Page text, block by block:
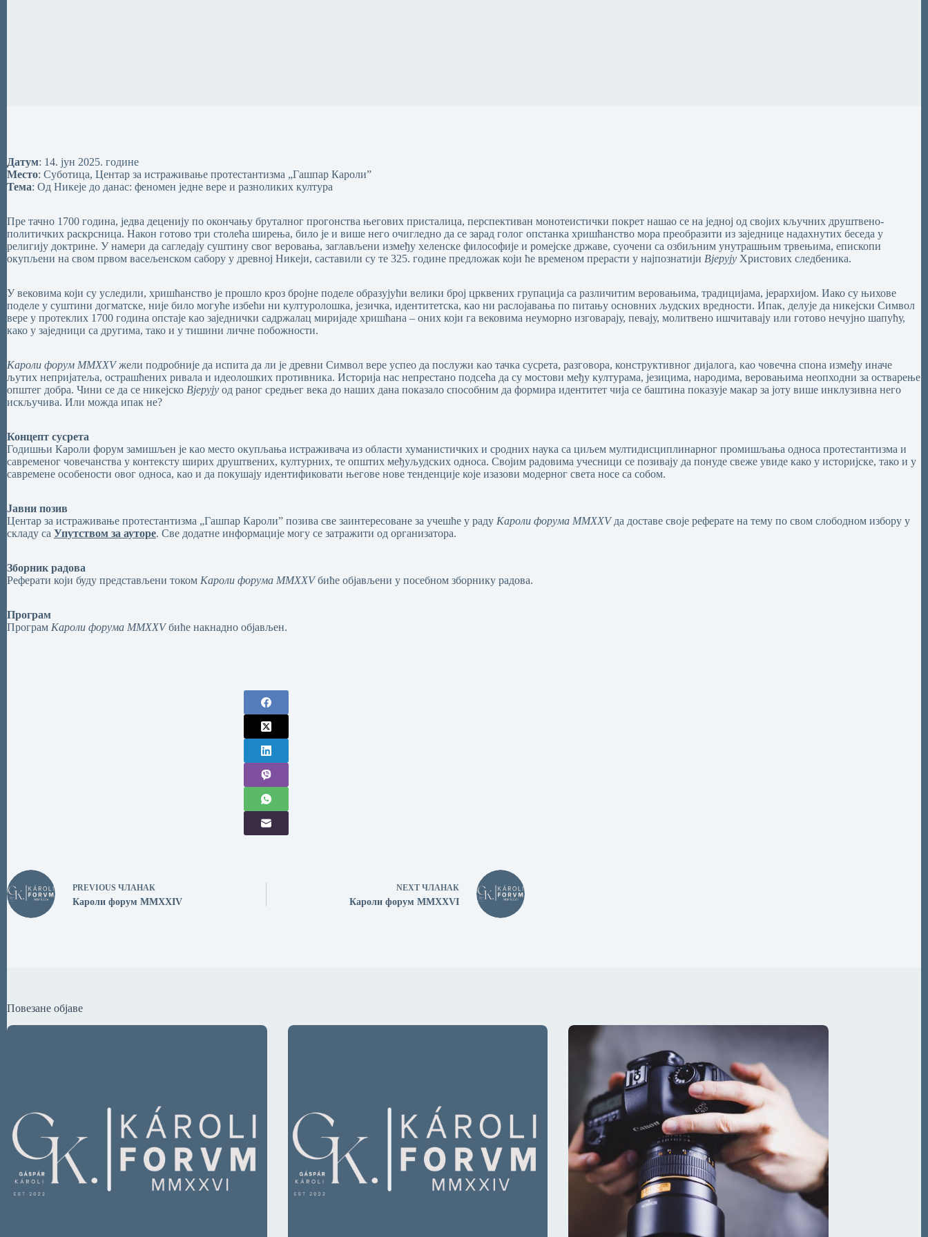
Датум: 14. јун 2025. године
Место: Суботица, Центар за истраживање протестантизма „Гашпар Кароли”
Тема: Од Никеје до данас: феномен једне вере и разноликих култура
Пре тачно 1700 година, једва деценију по окончању бруталног прогонства његових присталица, перспективан монотеистички покрет нашао се на једној од својих кључних друштвено-
политичких раскрсница. Након готово три столећа ширења, било је и више него очигледно да се зарад голог опстанка хришћанство мора преобразити из заједнице надахнутих беседа у
религију доктрине. У намери да сагледају суштину свог веровања, заглављени између хеленске философије и ромејске државе, суочени са озбиљним унутрашњим трвењима, епископи
окупљени на свом првом васељенском сабору у древној Никеји, саставили су те 325. године предложак који ће временом прерасти у најпознатији Вјерују Христових следбеника.
У вековима који су уследили, хришћанство је прошло кроз бројне поделе образујући велики број црквених групација са различитим веровањима, традицијама, јерархијом. Иако су њихове
поделе у суштини догматске, није било могуће избећи ни културолошка, језичка, идентитетска, као ни раслојавања по питању основних људских вредности. Ипак, делује да никејски Символ
вере у протеклих 1700 година опстаје као заједнички садржалац миријаде хришћана – оних који га вековима неуморно изговарају, певају, молитвено ишчитавају или готово нечујно шапућу,
како у заједници са другима, тако и у тишини личне побожности.
Кароли форум MMXXVжели подробније да испита да ли је древни Символ вере успео да послужи као тачка сусрета, разговора, конструктивног дијалога, као човечна спона између иначе
љутих непријатеља, острашћених ривала и идеолошких противника. Историја нас непрестано подсећа да су мостови међу културама, језицима, народима, веровањима неопходни за остварење
општег добра. Чини се да се никејско Вјерују од раног средњег века до наших дана показало способним да формира идентитет чија се баштина показује макар за јоту више инклузивна него
искључива. Или можда ипак не?
Концепт сусрета
Годишњи Кароли форум замишљен је као место окупљања истраживача из области хуманистичких и сродних наука са циљем мултидисциплинарног промишљања односа протестантизма и
савременог човечанства у контексту ширих друштвених, културних, те општих међуљудских односа. Својим радовима учесници се позивају да понуде свеже увиде како у историјске, тако и у
савремене особености овог односа, као и да покушају идентификовати његове нове тенденције које изазови модерног света носе са собом.
Јавни позив
Центар за истраживање протестантизма „Гашпар Кароли” позива све заинтересоване за учешће у раду Кароли форума MMXXVда доставе своје реферате на тему по свом слободном избору у
складу са Упутством за ауторе. Све додатне информације могу се затражити од организатора.
Зборник радова
Реферати који буду представљени током Кароли форума MMXXVбиће објављени у посебном зборнику радова.
Програм
Програм Кароли форума MMXXVбиће накнадно објављен.
PREVIOUS ЧЛАНАК
Кароли форум MMXXIV
NEXT ЧЛАНАК
Кароли форум MMXXVI
Повезане објаве